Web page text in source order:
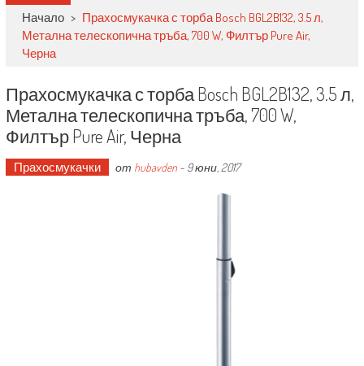
Начало > Прахосмукачка с торба Bosch BGL2B132, 3.5 л,
Метална телескопична тръба, 700 W, Филтър Pure Air,
Черна
Прахосмукачка с торба Bosch BGL2B132, 3.5 л,
Метална телескопична тръба, 700 W,
Филтър Pure Air, Черна
Прахосмукачки от hubavden- 9 юни, 2017